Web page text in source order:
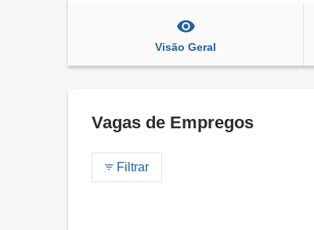
Visão Geral
Vagas de Empregos
Filtrar